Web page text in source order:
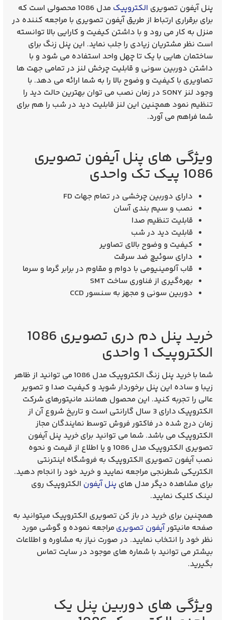
پنل آیفون تصویری الکتروپیک مدل 1086
محصولی است که
برای برقراری ارتباط از طریقآیفون تصویری با مراجعه کننده در
منزل به کار می رود و با داشتن کیفیت و کارایی بالا توانسته
است نظر مشتریان زیادی را جلب نماید. این پنل زنگ برای
ساختمان هایی با یک تا چهل واحد استفاده می شود و با
داشتن دوربین سونی و قابلیت چرخش لنز در تمامی جهت ها
تصاویری با کیفیت و وضوح بالا را به شما ارائه می دهد. با
وجود لنز SONY در زمان نصب می توان بهترین حالت دید را
تنظیم نمود همچنین این لنز قابلیت دید در شب را هم برای
شما فراهم می آورد.
ویژگی های پنل آیفون تصویری
1086 پیک تک واحدی
دارای دوربین چرخشی در تمام جهات FD
نصب و سیم بندی آسان
قابلیت تنظیم صدا
قابلیت دید در شب
کیفیت و وضوح بالای تصاویر
دارای سوئیچ ضد سرقت
قاب آلومینیومی با دوام و مقاوم در برابر گرما و سرما
بهره‌گیری از فناوری ساخت SMT
دوربین سونی و مجهز به سنسور CCD
خرید پنل دم دری تصویری 1086
الکتروپیک 1 واحدی
شما با خرید پنل زنگ الکتروپیک مدل 1086
می توانید از ظاهر
زیبا و ساده این پنل برخوردار شوید و کیفیت صدا و تصویر
عالی را تجربه کنید. این محصول همانند مانیتورهای شرکت
الکتروپیک
دارای 3 سال گارانتی است و تاریخ شروع آن از
زمان درج شده در فاکتور فروش توسط نمایندگان مجاز
الکتروپیک می باشد. شما می توانید برای خرید پنل آیفون
تصویری الکتروپیک مدل 1086
و یا اطلاع از قیمت و نحوه
نصب آیفون تصویری الکتروپیک به فروشگاه اینترنتی
الکتریکی شطرنجی مراجعه نمایید و خرید خود را انجام دهید.
برای مشاهده دیگر مدل های پنل آیفون الکتروپیک روی
لینک کلیک نمایید.
همچنین برای خرید در باز کن تصویری الکتروپیک میتوانید به
صفحه مانیتورآیفون تصویری مراجعه نموده و گوشی مورد
نظر خود را انتخاب نمایید. در صورت نیاز به مشاوره و اطلاعات
بیشتر می توانید با شماره های موجود در سایت تماس
بگیرید.
ویژگی های دوربین پنل یک